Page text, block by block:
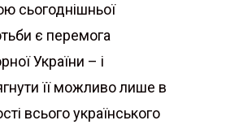
сьогоднішньої
є перемога
України – і
її можливо лише в
всього українського